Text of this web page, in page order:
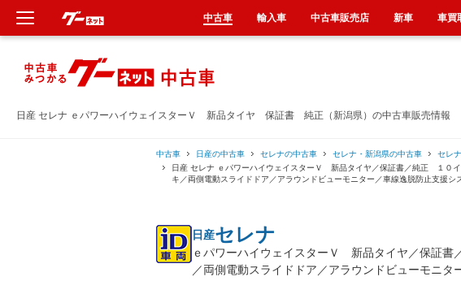
日産 セレナ ｅパワーハイウェイスターＶ 新品タイヤ 保証書 純正（新潟県）の中古車販売情報
中古車 日産の中古車 セレナの中古車 セレナ・新潟県の中古車
セレ
日産 セレナ ｅパワーハイウェイスターＶ 新品タイヤ／保証書／純正 １０
キ／両側電動スライドドア／アラウンドビューモニター／車線逸脱防止支援シ
日産セレナ
ｅパワーハイウェイスターＶ 新品タイヤ／保証
／両側電動スライドドア／アラウンドビューモニタ
中古車 輸入車 中古車販売店 新車 車買
新車
中古車